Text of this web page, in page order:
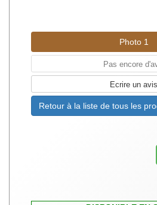
Photo 1
Pas encore
Ecrire un avis
Retour à la liste de tous les